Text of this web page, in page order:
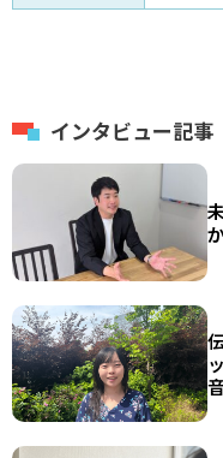
インタビュー記事